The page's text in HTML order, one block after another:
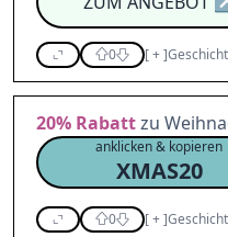
0 [+]
20% Rabattzu
anklicken & kopieren
XMAS20
0 [+]